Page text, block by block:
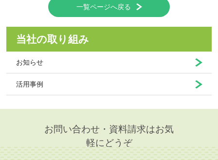
一覧ページへ戻る
当社の取り組み
お知らせ
活用事例
お問い合わせ・資料請求はお気
軽にどうぞ